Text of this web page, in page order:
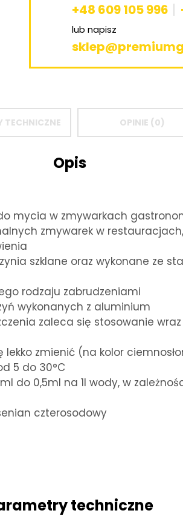
+48 609 105 996
lub napisz
TECHNICZNE OPINIE (0)
Opis
mycia w zmywarkach
zmywarek w
szklane oraz wykonane ze
rodzaju zabrudzeniami
wykonanych z aluminium
zaleca się stosowanie
zmienić (na kolor
5 do 30°C
do 0,5ml na 1l wody, w
czterosodowy
techniczne